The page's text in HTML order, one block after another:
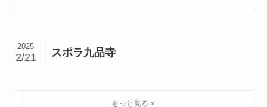
スポラ九品寺
2025
2/21